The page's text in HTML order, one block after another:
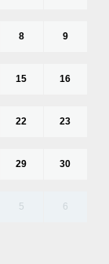
8 9
15 16
22 23
29 30
5 6